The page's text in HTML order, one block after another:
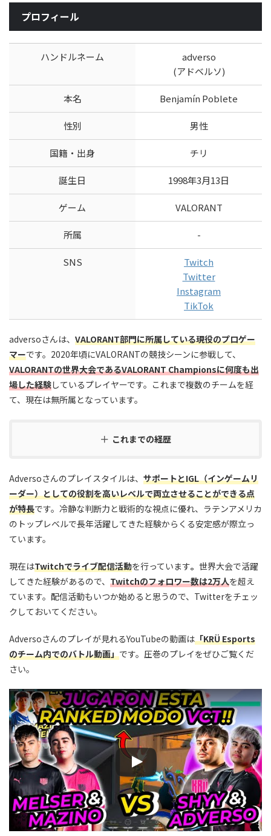
プロフィール
ハンドルネーム
adverso
(アドベルソ)
本名 Benjamín Poblete
性別 男性
国籍・出身 チリ
誕生日 1998年3月13日
ゲーム VALORANT
所属 -
SNS
Twitch
Twitter
Instagram
TikTok
adversoさんは、 VALORANT部門に所属している現役のプロゲー
マーです。2020年頃にVALORANTの競技シーンに参戦して、
VALORANTの世界大会であるVALORANT Championsに何度も出
場した経験しているプレイヤーです。これまで複数のチームを経
て、現在は無所属となっています。
これまでの経歴
Adversoさんのプレイスタイルは、 サポートとIGL（インゲームリ
ーダー）としての役割を高いレベルで両立させることができる点
が特長です。冷静な判断力と戦術的な視点に優れ、ラテンアメリカ
のトップレベルで長年活躍してきた経験からくる安定感が際立っ
ています。
現在はTwitchでライブ配信活動を行っています。 世界大会で活躍
してきた経験があるので、 Twitchのフォロワー数は2万人を超え
ています。配信活動もいつか始めると思うので、Twitterをチェッ
クしておいてください。
Adversoさんのプレイが見れるYouTubeの動画は「KRÜ Esports
のチーム内でのバトル動画」です。圧巻のプレイをぜひご覧くだ
さい。
この動画を YouTube で視聴